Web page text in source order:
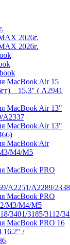
2026г.
2026г.
MacBook Air 15
_ 15,3" ( А2941
MacBook Air 13"
A2337
MacBook Air 13"
MacBook Air
M4/M5
MacBook PRO
A2251/A2289/
MacBook PRO
M3/M4/M5
3401/3185/3112/
MacBook PRO 16
16.2" /